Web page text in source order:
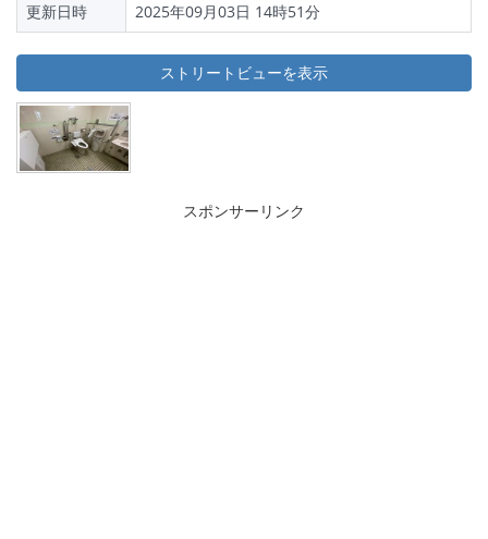
更新日時
2025年09月03日 14時51分
ストリートビューを表示
スポンサーリンク